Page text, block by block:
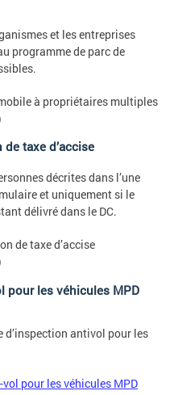
et les entreprises
programme de parc de
à propriétaires multiples
taxe d’accise
décrites dans l’une
et uniquement si le
délivré dans le DC.
de taxe d’accise
pour les véhicules MPD
antivol pour les
pour les véhicules MPD